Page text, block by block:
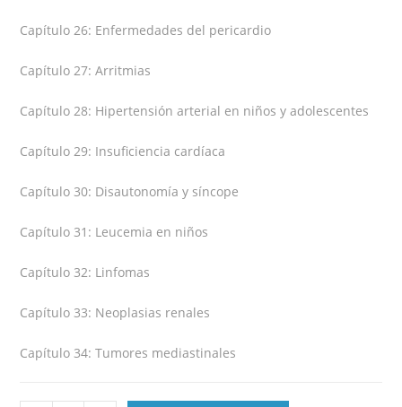
Capítulo 26: Enfermedades del pericardio
Capítulo 27: Arritmias
Capítulo 28: Hipertensión arterial en niños y adolescentes
Capítulo 29: Insuficiencia cardíaca
Capítulo 30: Disautonomía y síncope
Capítulo 31: Leucemia en niños
Capítulo 32: Linfomas
Capítulo 33: Neoplasias renales
Capítulo 34: Tumores mediastinales